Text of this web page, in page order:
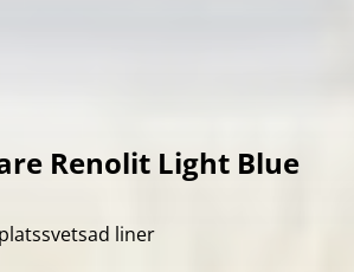
Renolit Light Blue
liner